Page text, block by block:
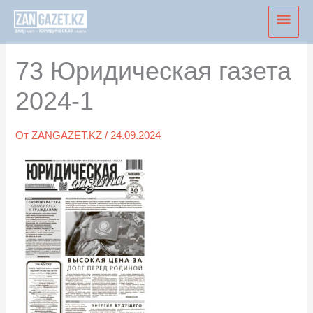
Перейти
содержимому
73 Юридическая газета
2024-1
ОтZANGAZET.KZ/24.09.2024